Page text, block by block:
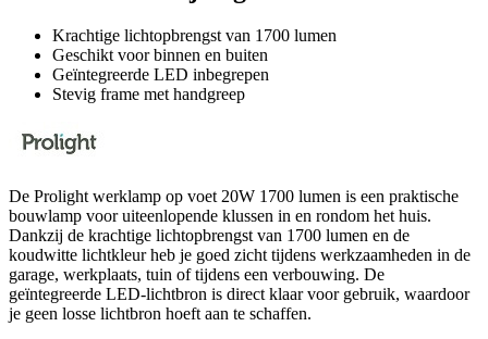
Krachtige lichtopbrengst van 1700 lumen
Geschikt voor binnen en buiten
Geïntegreerde LED inbegrepen
Stevig frame met handgreep
De Prolight werklamp op voet 20W 1700 lumen is een praktische
bouwlamp voor uiteenlopende klussen in en rondom het huis.
Dankzij de krachtige lichtopbrengst van 1700 lumen en de
koudwitte lichtkleur heb je goed zicht tijdens werkzaamheden in de
garage, werkplaats, tuin of tijdens een verbouwing. De
geïntegreerde LED-lichtbron is direct klaar voor gebruik, waardoor
je geen losse lichtbron hoeft aan te schaffen.